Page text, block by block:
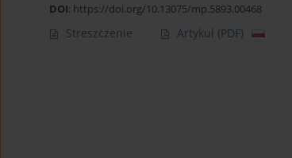
DOI: https://doi.org/10.13075/mp.5893.00468
Streszczenie Artykuł (PDF)